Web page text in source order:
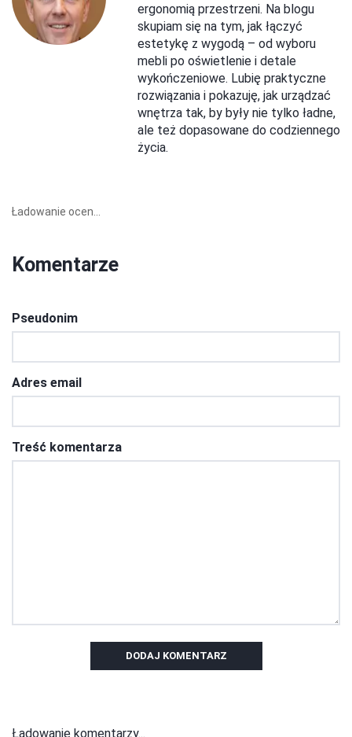
ergonomią przestrzeni. Na blogu
skupiam się na tym, jak łączyć
estetykę z wygodą – od wyboru
mebli po oświetlenie i detale
wykończeniowe. Lubię praktyczne
rozwiązania i pokazuję, jak urządzać
wnętrza tak, by były nie tylko ładne,
ale też dopasowane do codziennego
życia.
Ładowanie ocen...
Komentarze
Pseudonim
Adres email
Treść komentarza
DODAJ KOMENTARZ
Ładowanie komentarzy...